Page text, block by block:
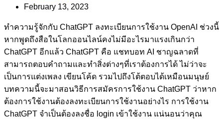
February 13, 2023
ทำความรู้จักกับ ChatGPT ลงทะเบียนการใช้งาน OpenAI ช่วงนี้
หากพูดถึงสือในโลกออนไลน์คงไม่มีอะไรมาแรงเกินกว่า
ChatGPT อีกแล้ว ChatGPT คือ แชทบอท AI ชาญฉลาดที่
สามารถตอบคำถามและทำสิ่งต่างๆที่เราต้องการได้ ไม่ว่าจะ
เป็นการแต่งเพลง เขียนโค้ด รวมไปถึงโต้ตอบได้เหมือนมนุษย์
บทความนี้จะมาสอนวิธีการสมัครการใช้งาน ChatGPT ว่าหาก
ต้องการใช้งานต้องลงทะเบียนการใช้งานอย่างไร การใช้งาน
ChatGPT จำเป็นต้องลงชื่อ login เข้าใช้งาน แน่นอนว่าคุณ